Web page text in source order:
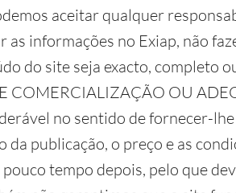
aceitar qualquer
as informações no Exiap, não
do site seja exacto, completo
COMERCIALIZAÇÃO OU
no sentido de fornecer-
publicação, o preço e as
tempo depois, pelo que